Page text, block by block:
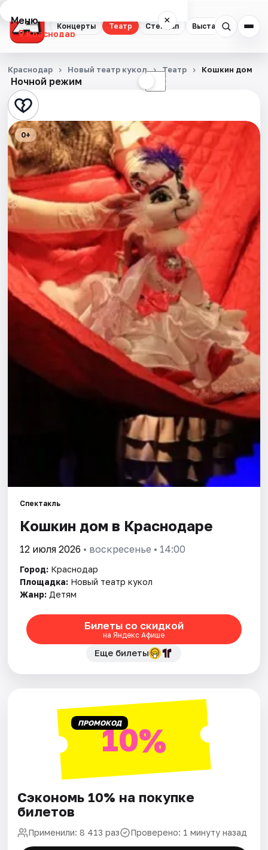
Концерты Театр Стендап Выставки
Меню ×
Краснодар
Концерты
Театр
Стендап
Выставки
Квесты
Экскурсии
Спорт
События
Города
Площадки
Рейтинги
Ночной режим ☾
Краснодар Новый театр кукол Театр Кошкин дом
0+
Спектакль
Кошкин дом в Краснодаре
12 июля 2026 • воскресенье • 14:00
Город: Краснодар
Площадка: Новый театр кукол
Жанр: Детям
Билеты со скидкой
на Яндекс Афише
Еще билеты
ПРОМОКОД10%
Сэкономь 10% на покупке
билетов
Применили: 8 413 раз Проверено: 1 минуту назад